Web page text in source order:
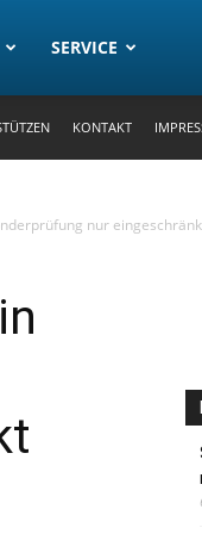
SERVICE
KONTAKT
nur